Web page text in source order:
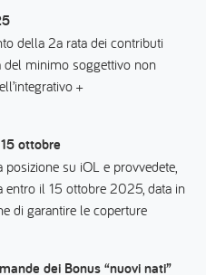
della 2a rata dei contributi
del minimo soggettivo non
+
ottobre
su iOL e provvedete,
entro il 15 ottobre 2025, data in
di garantire le coperture
dei Bonus “nuovi nati”